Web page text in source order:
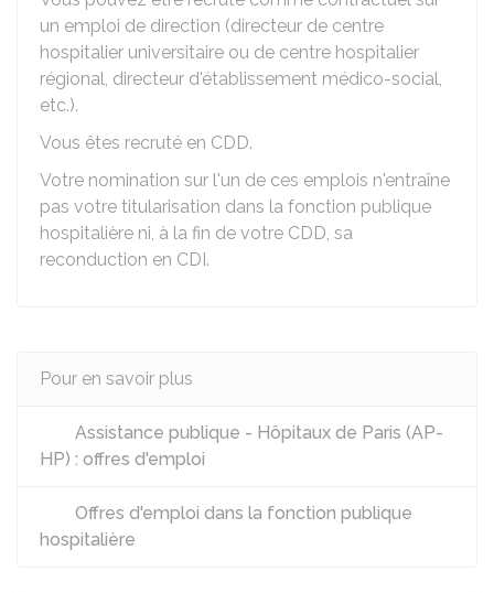
un emploi de direction (directeur de centre
hospitalier universitaire ou de centre hospitalier
régional, directeur d'établissement médico-social,
etc.).
Vous êtes recruté en CDD.
Votre nomination sur l'un de ces emplois n'entraîne
pas votre titularisation dans la fonction publique
hospitalière ni, à la fin de votre CDD, sa
reconduction en CDI.
Pour en savoir plus
Assistance publique - Hôpitaux de Paris (AP-
HP) : offres d'emploi
Offres d'emploi dans la fonction publique
hospitalière